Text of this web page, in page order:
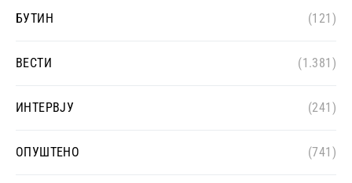
БУТИН (121)
ВЕСТИ (1.381)
ИНТЕРВЈУ (241)
ОПУШТЕНО (741)